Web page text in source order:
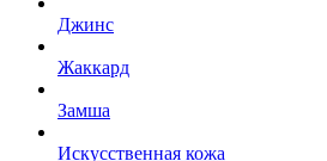
Джинс
Жаккард
Замша
Искусственная кожа